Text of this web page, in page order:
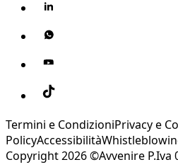
Termini e CondizioniPrivacy e
PolicyAccessibilità
Copyright 2026 ©Avvenire P.Iva